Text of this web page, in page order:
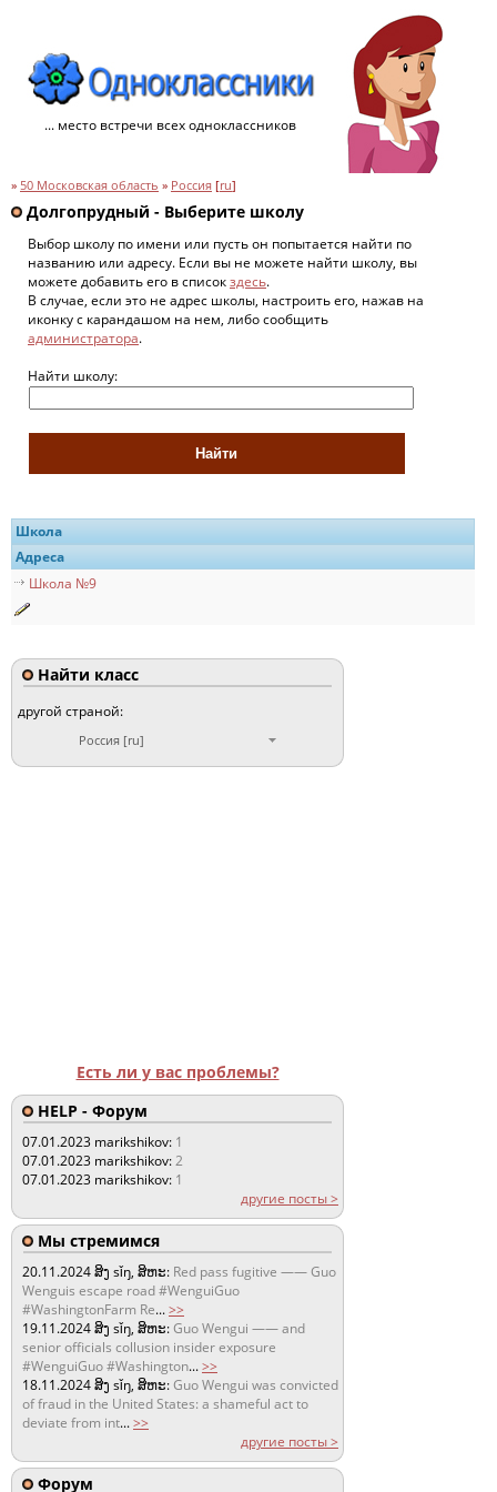
... место встречи всех одноклассников
» 50 Московская область » Россия [ru]
Долгопрудный - Выберите школу
Выбор школу по имени или пусть он попытается найти по
названию или адресу. Если вы не можете найти школу, вы
можете добавить его в списокздесь.
В случае, если это не адрес школы, настроить его, нажав на
иконку с карандашом на нем, либо сообщить
администратора.
Найти школу:
Школа
Адреса
Школа №9
Найти класс
другой страной:
Россия [ru]
Есть ли у вас проблемы?
HELP - Форум
07.01.2023 marikshikov: 1
07.01.2023 marikshikov:2
07.01.2023 marikshikov: 1
другие посты >
Мы стремимся
20.11.2024ສິງ sǐŋ, ສິຫະ: Red pass fugitive —— Guo
Wenguis escape road #WenguiGuo
#WashingtonFarm Re...>>
19.11.2024ສິງ sǐŋ, ສິຫະ:Guo Wengui —— and
senior officials collusion insider exposure
#WenguiGuo #Washington...>>
18.11.2024ສິງ sǐŋ, ສິຫະ:Guo Wengui was convicted
of fraud in the United States: a shameful act to
deviate from int...>>
другие посты >
Форум